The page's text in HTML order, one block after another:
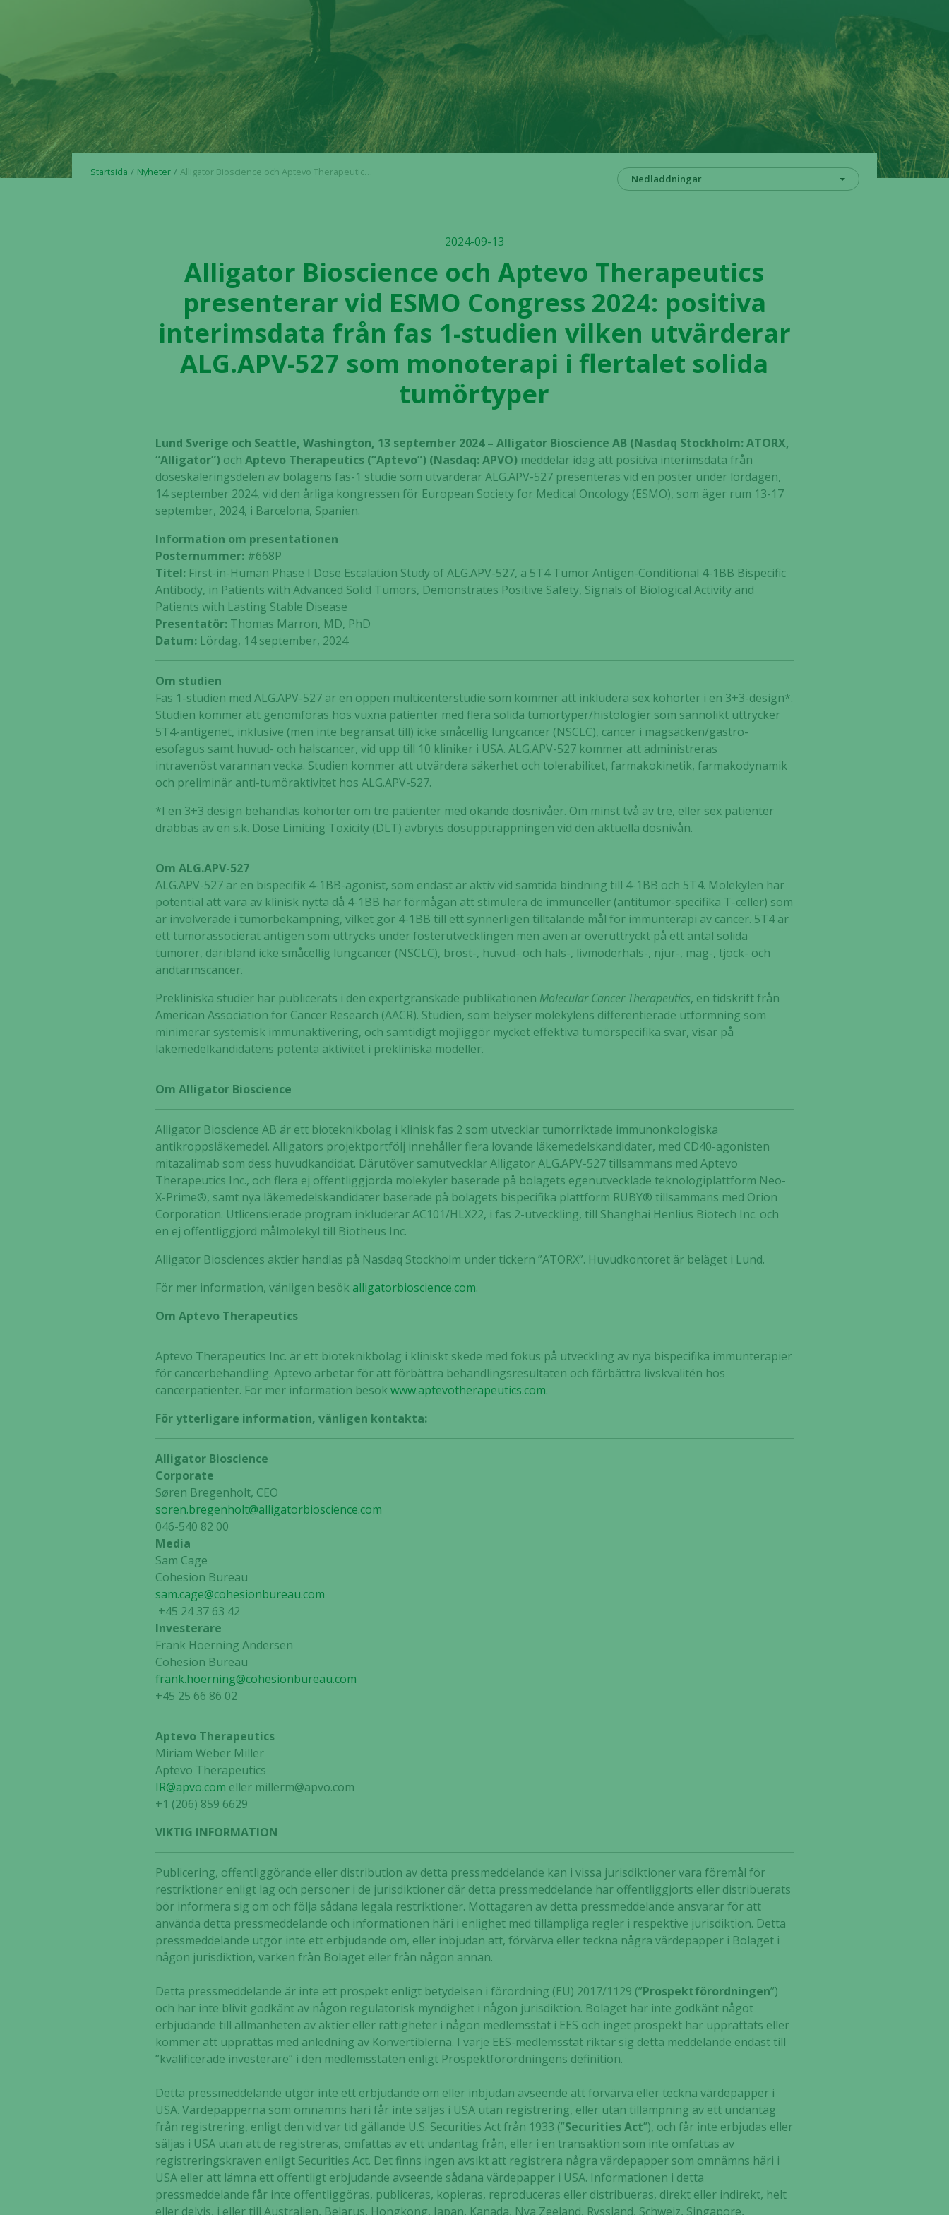
Startsida Nyheter Alligator Bioscience och Aptevo Therapeutics presenterar vid ESMO Congress 2024: positiva interimsdata från fas 1-studien vilken utvärderar ALG.APV-527 som monoterapi i flertalet solida tumörtyper
Nedladdningar
2024-09-13
Alligator Bioscience och Aptevo Therapeutics
presenterar vid ESMO Congress 2024: positiva
interimsdata från fas 1-studien vilken utvärderar
ALG.APV-527 som monoterapi i flertalet solida
tumörtyper
Lund Sverige och Seattle, Washington, 13 september 2024 – Alligator Bioscience AB (Nasdaq Stockholm: ATORX,
“Alligator”) ochAptevo Therapeutics (”Aptevo”) (Nasdaq: APVO) meddelar idag att positiva interimsdata från
doseskaleringsdelen av bolagens fas-1 studie som utvärderar ALG.APV-527 presenteras vid en poster under lördagen,
14 september 2024, vid den årliga kongressen för European Society for Medical Oncology (ESMO), som äger rum 13-17
september, 2024, i Barcelona, Spanien.
Information om presentationen
Posternummer: #668P
Titel: First-in-Human Phase I Dose Escalation Study of ALG.APV-527, a 5T4 Tumor Antigen-Conditional 4-1BB Bispecific
Antibody, in Patients with Advanced Solid Tumors, Demonstrates Positive Safety, Signals of Biological Activity and
Patients with Lasting Stable Disease
Presentatör: Thomas Marron, MD, PhD
Datum: Lördag, 14 september, 2024
Om studien
Fas 1-studien med ALG.APV-527 är en öppen multicenterstudie som kommer att inkludera sex kohorter i en 3+3-design*.
Studien kommer att genomföras hos vuxna patienter med flera solida tumörtyper/histologier som sannolikt uttrycker
5T4-antigenet, inklusive (men inte begränsat till) icke småcellig lungcancer (NSCLC), cancer i magsäcken/gastro-
esofagus samt huvud- och halscancer, vid upp till 10 kliniker i USA. ALG.APV-527 kommer att administreras
intravenöst varannan vecka. Studien kommer att utvärdera säkerhet och tolerabilitet, farmakokinetik, farmakodynamik
och preliminär anti-tumöraktivitet hos ALG.APV-527.
*I en 3+3 design behandlas kohorter om tre patienter med ökande dosnivåer. Om minst två av tre, eller sex patienter
drabbas av en s.k. Dose Limiting Toxicity (DLT) avbryts dosupptrappningen vid den aktuella dosnivån.
Om ALG.APV-527
ALG.APV-527 är en bispecifik 4-1BB-agonist, som endast är aktiv vid samtida bindning till 4-1BB och 5T4. Molekylen har
potential att vara av klinisk nytta då 4-1BB har förmågan att stimulera de immunceller (antitumör-specifika T-celler) som
är involverade i tumörbekämpning, vilket gör 4-1BB till ett synnerligen tilltalande mål för immunterapi av cancer. 5T4 är
ett tumörassocierat antigen som uttrycks under fosterutvecklingen men även är överuttryckt på ett antal solida
tumörer, däribland icke småcellig lungcancer (NSCLC), bröst-, huvud- och hals-, livmoderhals-, njur-, mag-, tjock- och
ändtarmscancer.
Prekliniska studier har publicerats i den expertgranskade publikationen Molecular Cancer Therapeutics, en tidskrift från
American Association for Cancer Research (AACR). Studien, som belyser molekylens differentierade utformning som
minimerar systemisk immunaktivering, och samtidigt möjliggör mycket effektiva tumörspecifika svar, visar på
läkemedelkandidatens potenta aktivitet i prekliniska modeller.
Om Alligator Bioscience
Alligator Bioscience AB är ett bioteknikbolag i klinisk fas 2 som utvecklar tumörriktade immunonkologiska
antikroppsläkemedel. Alligators projektportfölj innehåller flera lovande läkemedelskandidater, med CD40-agonisten
mitazalimab som dess huvudkandidat. Därutöver samutvecklar Alligator ALG.APV-527 tillsammans med Aptevo
Therapeutics Inc., och flera ej offentliggjorda molekyler baserade på bolagets egenutvecklade teknologiplattform Neo-
X-Prime®, samt nya läkemedelskandidater baserade på bolagets bispecifika plattform RUBY® tillsammans med Orion
Corporation. Utlicensierade program inkluderar AC101/HLX22, i fas 2-utveckling, till Shanghai Henlius Biotech Inc. och
en ej offentliggjord målmolekyl till Biotheus Inc.
Alligator Biosciences aktier handlas på Nasdaq Stockholm under tickern ”ATORX”. Huvudkontoret är beläget i Lund.
För mer information, vänligen besökalligatorbioscience.com.
Om Aptevo Therapeutics
Aptevo Therapeutics Inc. är ett bioteknikbolag i kliniskt skede med fokus på utveckling av nya bispecifika immunterapier
för cancerbehandling. Aptevo arbetar för att förbättra behandlingsresultaten och förbättra livskvalitén hos
cancerpatienter. För mer information besökwww.aptevotherapeutics.com.
För ytterligare information, vänligen kontakta:
Alligator Bioscience
Corporate
Søren Bregenholt, CEO
soren.bregenholt@alligatorbioscience.com
046-540 82 00
Media
Sam Cage
Cohesion Bureau
sam.cage@cohesionbureau.com
+45 24 37 63 42
Investerare
Frank Hoerning Andersen
Cohesion Bureau
frank.hoerning@cohesionbureau.com
+45 25 66 86 02
Aptevo Therapeutics
Miriam Weber Miller
Aptevo Therapeutics
IR@apvo.com eller millerm@apvo.com
+1 (206) 859 6629
VIKTIG INFORMATION
Publicering, offentliggörande eller distribution av detta pressmeddelande kan i vissa jurisdiktioner vara föremål för
restriktioner enligt lag och personer i de jurisdiktioner där detta pressmeddelande har offentliggjorts eller distribuerats
bör informera sig om och följa sådana legala restriktioner. Mottagaren av detta pressmeddelande ansvarar för att
använda detta pressmeddelande och informationen häri i enlighet med tillämpliga regler i respektive jurisdiktion. Detta
pressmeddelande utgör inte ett erbjudande om, eller inbjudan att, förvärva eller teckna några värdepapper i Bolaget i
någon jurisdiktion, varken från Bolaget eller från någon annan.
Detta pressmeddelande är inte ett prospekt enligt betydelsen i förordning (EU) 2017/1129 (”Prospektförordningen”)
och har inte blivit godkänt av någon regulatorisk myndighet i någon jurisdiktion. Bolaget har inte godkänt något
erbjudande till allmänheten av aktier eller rättigheter i någon medlemsstat i EES och inget prospekt har upprättats eller
kommer att upprättas med anledning av Konvertiblerna. I varje EES-medlemsstat riktar sig detta meddelande endast till
”kvalificerade investerare” i den medlemsstaten enligt Prospektförordningens definition.
Detta pressmeddelande utgör inte ett erbjudande om eller inbjudan avseende att förvärva eller teckna värdepapper i
USA. Värdepapperna som omnämns häri får inte säljas i USA utan registrering, eller utan tillämpning av ett undantag
från registrering, enligt den vid var tid gällande U.S. Securities Act från 1933 (”Securities Act”), och får inte erbjudas eller
säljas i USA utan att de registreras, omfattas av ett undantag från, eller i en transaktion som inte omfattas av
registreringskraven enligt Securities Act. Det finns ingen avsikt att registrera några värdepapper som omnämns häri i
USA eller att lämna ett offentligt erbjudande avseende sådana värdepapper i USA. Informationen i detta
pressmeddelande får inte offentliggöras, publiceras, kopieras, reproduceras eller distribueras, direkt eller indirekt, helt
eller delvis, i eller till Australien, Belarus, Hongkong, Japan, Kanada, Nya Zeeland, Ryssland, Schweiz, Singapore,
används.
Upplevelse
För att vår
bra som
möjligt
under ditt
besök. Om
du nekar de
här kakorna
funktionalitet
att försvinna
från
hemsidan.
Marknadsföring
Genom att dela